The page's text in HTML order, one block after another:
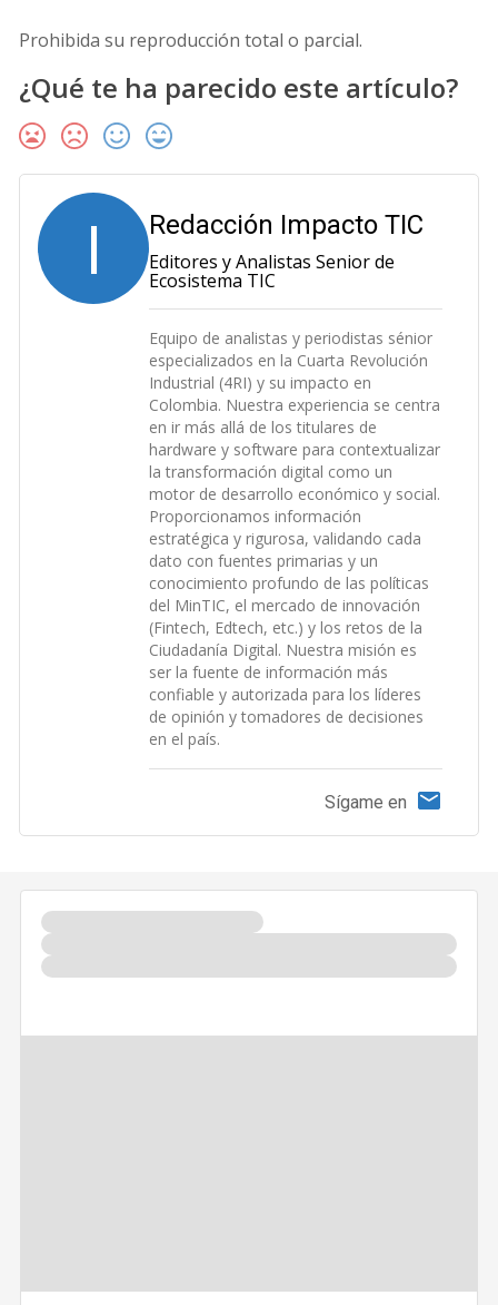
Prohibida su reproducción total o parcial.
¿Qué te ha parecido este artículo?
I Redacción Impacto TIC
Editores y Analistas Senior de
Ecosistema TIC
Equipo de analistas y periodistas sénior
especializados en la Cuarta Revolución
Industrial (4RI) y su impacto en
Colombia. Nuestra experiencia se centra
en ir más allá de los titulares de
hardware y software para contextualizar
la transformación digital como un
motor de desarrollo económico y social.
Proporcionamos información
estratégica y rigurosa, validando cada
dato con fuentes primarias y un
conocimiento profundo de las políticas
del MinTIC, el mercado de innovación
(Fintech, Edtech, etc.) y los retos de la
Ciudadanía Digital. Nuestra misión es
ser la fuente de información más
confiable y autorizada para los líderes
de opinión y tomadores de decisiones
en el país.
Sígame en